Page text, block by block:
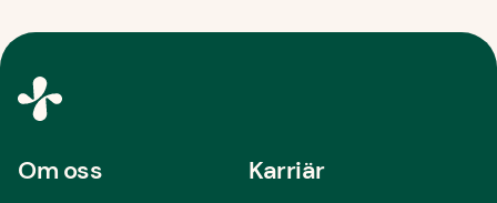
Om oss Karriär